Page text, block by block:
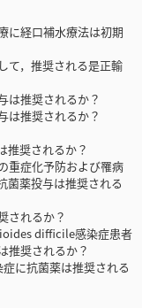
に経口補水療法は初期
て，推奨される是正輸
は推奨されるか？
は推奨されるか？
推奨されるか？
重症化予防および罹病
菌薬投与は推奨される
されるか？
difficile感染症患者
推奨されるか？
に抗菌薬は推奨される